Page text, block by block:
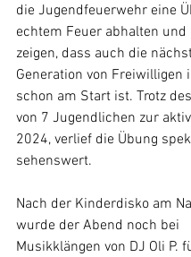
die Jugendfeuerwehr eine
echtem Feuer abhalten und
zeigen, dass auch die
Generation von Freiwilligen
schon am Start ist. Trotz
von 7 Jugendlichen zur
2024, verlief die Übung
sehenswert.
Nach der Kinderdisko am
wurde der Abend noch bei
Musikklängen von DJ Oli P.